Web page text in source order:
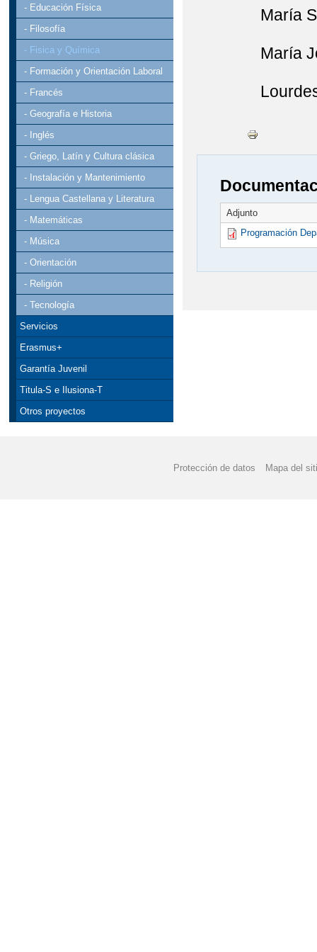
- Educación Física
- Filosofía
- Fisica y Química
- Formación y Orientación Laboral
- Francés
- Geografía e Historia
- Inglés
- Griego, Latín y Cultura clásica
- Instalación y Mantenimiento
- Lengua Castellana y Literatura
- Matemáticas
- Música
- Orientación
- Religión
- Tecnología
Servicios
Erasmus+
Garantía Juvenil
Titula-S e Ilusiona-T
Otros proyectos
María
María José
Lourdes
Adjunto
Programación
Protección de datos Mapa del